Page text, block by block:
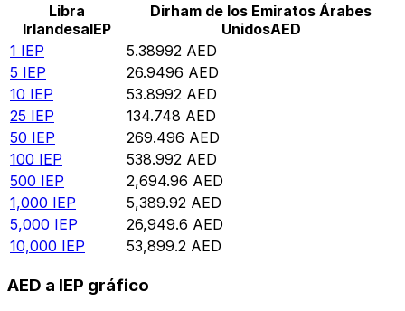
Libra
IrlandesaIEP
Dirham de los Emiratos Árabes
UnidosAED
1 IEP 5.38992 AED
5 IEP 26.9496 AED
10 IEP 53.8992 AED
25 IEP 134.748 AED
50 IEP 269.496 AED
100 IEP 538.992 AED
500 IEP 2,694.96 AED
1,000 IEP 5,389.92 AED
5,000 IEP 26,949.6 AED
10,000 IEP 53,899.2 AED
AED a IEP gráfico